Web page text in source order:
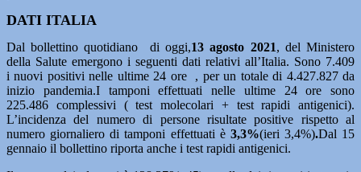
DATI ITALIA
Dal bollettino quotidiano di oggi,13 agosto 2021, del Ministero
della Salute emergono i seguenti dati relativi all’Italia. Sono 7.409
i nuovi positivi nelle ultime 24 ore , per un totale di 4.427.827 da
inizio pandemia.I tamponi effettuati nelle ultime 24 ore sono
225.486 complessivi ( test molecolari + test rapidi antigenici).
L’incidenza del numero di persone risultate positive rispetto al
numero giornaliero di tamponi effettuati è3,3%(ieri 3,4%).Dal 15
gennaio il bollettino riporta anche i test rapidi antigenici.